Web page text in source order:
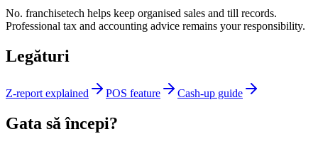
No. franchisetech helps keep organised sales and till records.
Professional tax and accounting advice remains your responsibility.
Legături
Z-report explained POS feature Cash-up guide
Gata să începi?